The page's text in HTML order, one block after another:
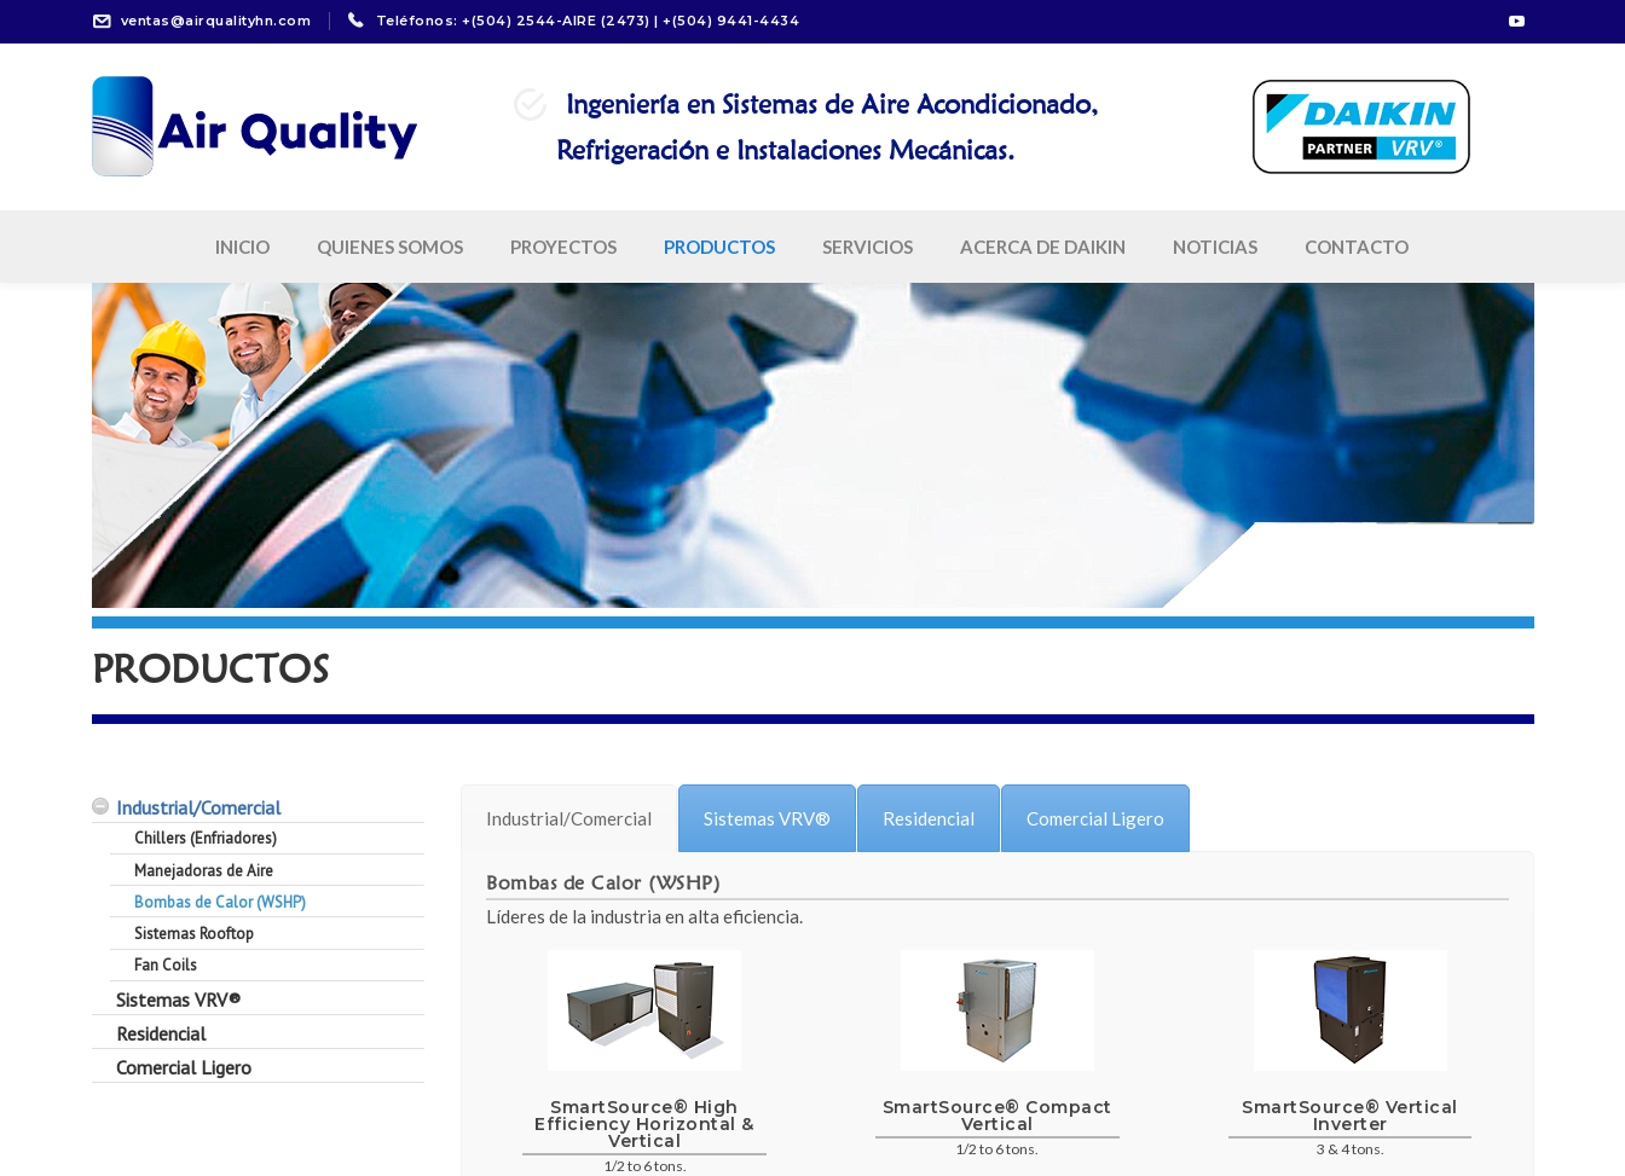
ventas@airqualityhn.com Teléfonos: +(504) 2544-AIRE (2473) | +(504) 9441-4434
Youtube
Ingeniería en Sistemas de Aire Acondicionado,
Refrigeración e Instalaciones Mecánicas.
INICIO QUIENES SOMOS PROYECTOS PRODUCTOS SERVICIOS ACERCA DE DAIKIN NOTICIAS CONTACTO
PRODUCTOS
Industrial/Comercial
Chillers (Enfriadores)
Manejadoras de Aire
Bombas de Calor (WSHP)
Sistemas Rooftop
Fan Coils
Sistemas VRV®
Residencial
Comercial Ligero
Industrial/Comercial Sistemas VRV® Residencial Comercial Ligero
Bombas de Calor (WSHP)
Líderes de la industria en alta eficiencia.
SmartSource® High
Efficiency Horizontal &
Vertical
1/2 to 6 tons.
SmartSource® Compact
Vertical
1/2 to 6 tons.
SmartSource® Vertical
Inverter
3 & 4 tons.